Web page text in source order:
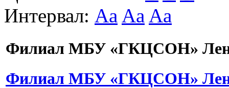
Интервал: Aa Aa Aa
Филиал МБУ «ГКЦСОН»
Филиал МБУ «ГКЦСОН»